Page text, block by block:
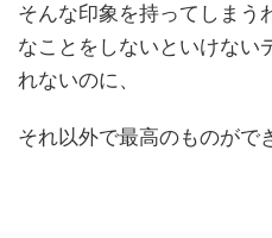
そんな印象を持ってしまう
なことをしないといけない
れないのに、
それ以外で最高のものがで